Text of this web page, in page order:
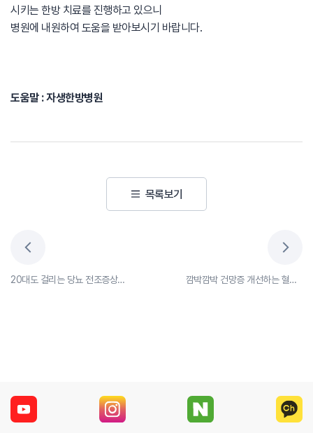
시키는 한방 치료를 진행하고 있으니
병원에 내원하여 도움을 받아보시기 바랍니다.
도움말 : 자생한방병원
20대도 걸리는 당뇨 전조증상 살펴보자!
목록보기
깜박깜박 건망증 개선하는 혈자리 3가지